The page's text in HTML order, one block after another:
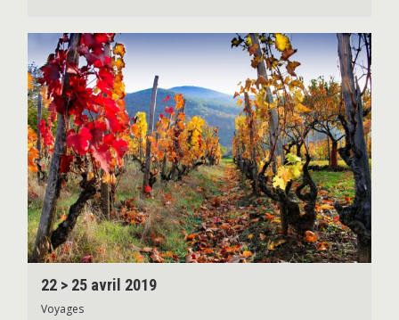
22 > 25 avril 2019
Voyages